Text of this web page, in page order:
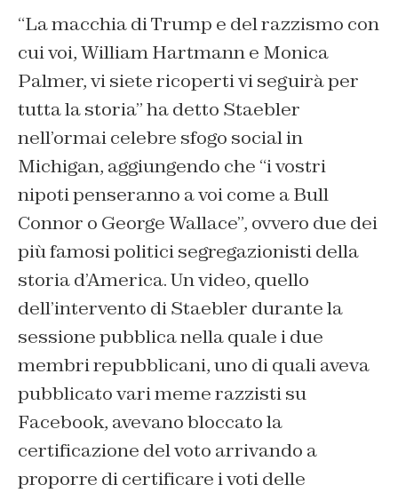
“La macchia di Trump e del razzismo con
cui voi, William Hartmann e Monica
Palmer, vi siete ricoperti vi seguirà per
tutta la storia” ha detto Staebler
nell’ormai celebre sfogo social in
Michigan, aggiungendo che “i vostri
nipoti penseranno a voi come a Bull
Connor o George Wallace”, ovvero due dei
più famosi politici segregazionisti della
storia d’America. Un video, quello
dell’intervento di Staebler durante la
sessione pubblica nella quale i due
membri repubblicani, uno di quali aveva
pubblicato vari meme razzisti su
Facebook, avevano bloccato la
certificazione del voto arrivando a
proporre di certificare i voti delle